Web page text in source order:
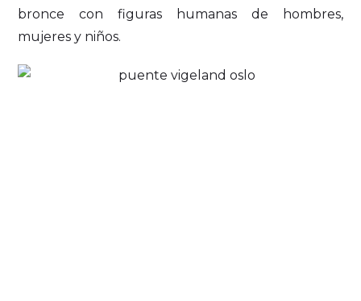
bronce con figuras humanas de hombres,
mujeres y niños.